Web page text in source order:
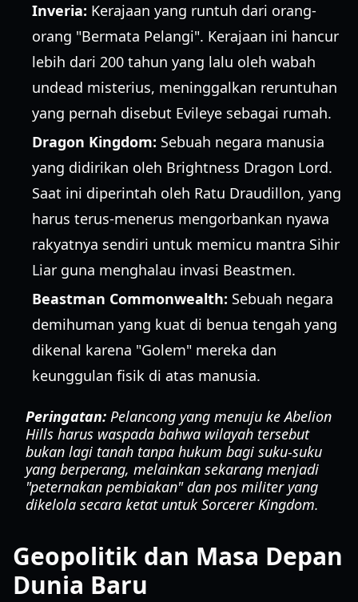
Inveria: Kerajaan yang runtuh dari orang-
orang "Bermata Pelangi". Kerajaan ini hancur
lebih dari 200 tahun yang lalu oleh wabah
undead misterius, meninggalkan reruntuhan
yang pernah disebut Evileye sebagai rumah.
Dragon Kingdom: Sebuah negara manusia
yang didirikan oleh Brightness Dragon Lord.
Saat ini diperintah oleh Ratu Draudillon, yang
harus terus-menerus mengorbankan nyawa
rakyatnya sendiri untuk memicu mantra Sihir
Liar guna menghalau invasi Beastmen.
Beastman Commonwealth: Sebuah negara
demihuman yang kuat di benua tengah yang
dikenal karena "Golem" mereka dan
keunggulan fisik di atas manusia.
Peringatan: Pelancong yang menuju ke Abelion
Hills harus waspada bahwa wilayah tersebut
bukan lagi tanah tanpa hukum bagi suku-suku
yang berperang, melainkan sekarang menjadi
"peternakan pembiakan" dan pos militer yang
dikelola secara ketat untuk Sorcerer Kingdom.
Geopolitik dan Masa Depan
Dunia Baru